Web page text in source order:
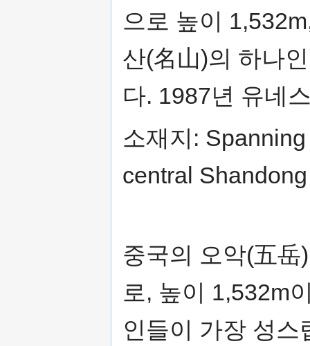
으로 높이
산(名山)의 하나
다. 1987년 유네
소재지:
central
중국의 오악(五
로, 높이 1,532m
인들이 가장 성스